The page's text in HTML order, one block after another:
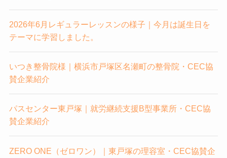
2026年6月レギュラーレッスンの様子｜今月は誕生日を
テーマに学習しました。
いつき整骨院様｜横浜市戸塚区名瀬町の整骨院・CEC協
賛企業紹介
パスセンター東戸塚｜就労継続支援B型事業所・CEC協
賛企業紹介
ZERO ONE（ゼロワン）｜東戸塚の理容室・CEC協賛企